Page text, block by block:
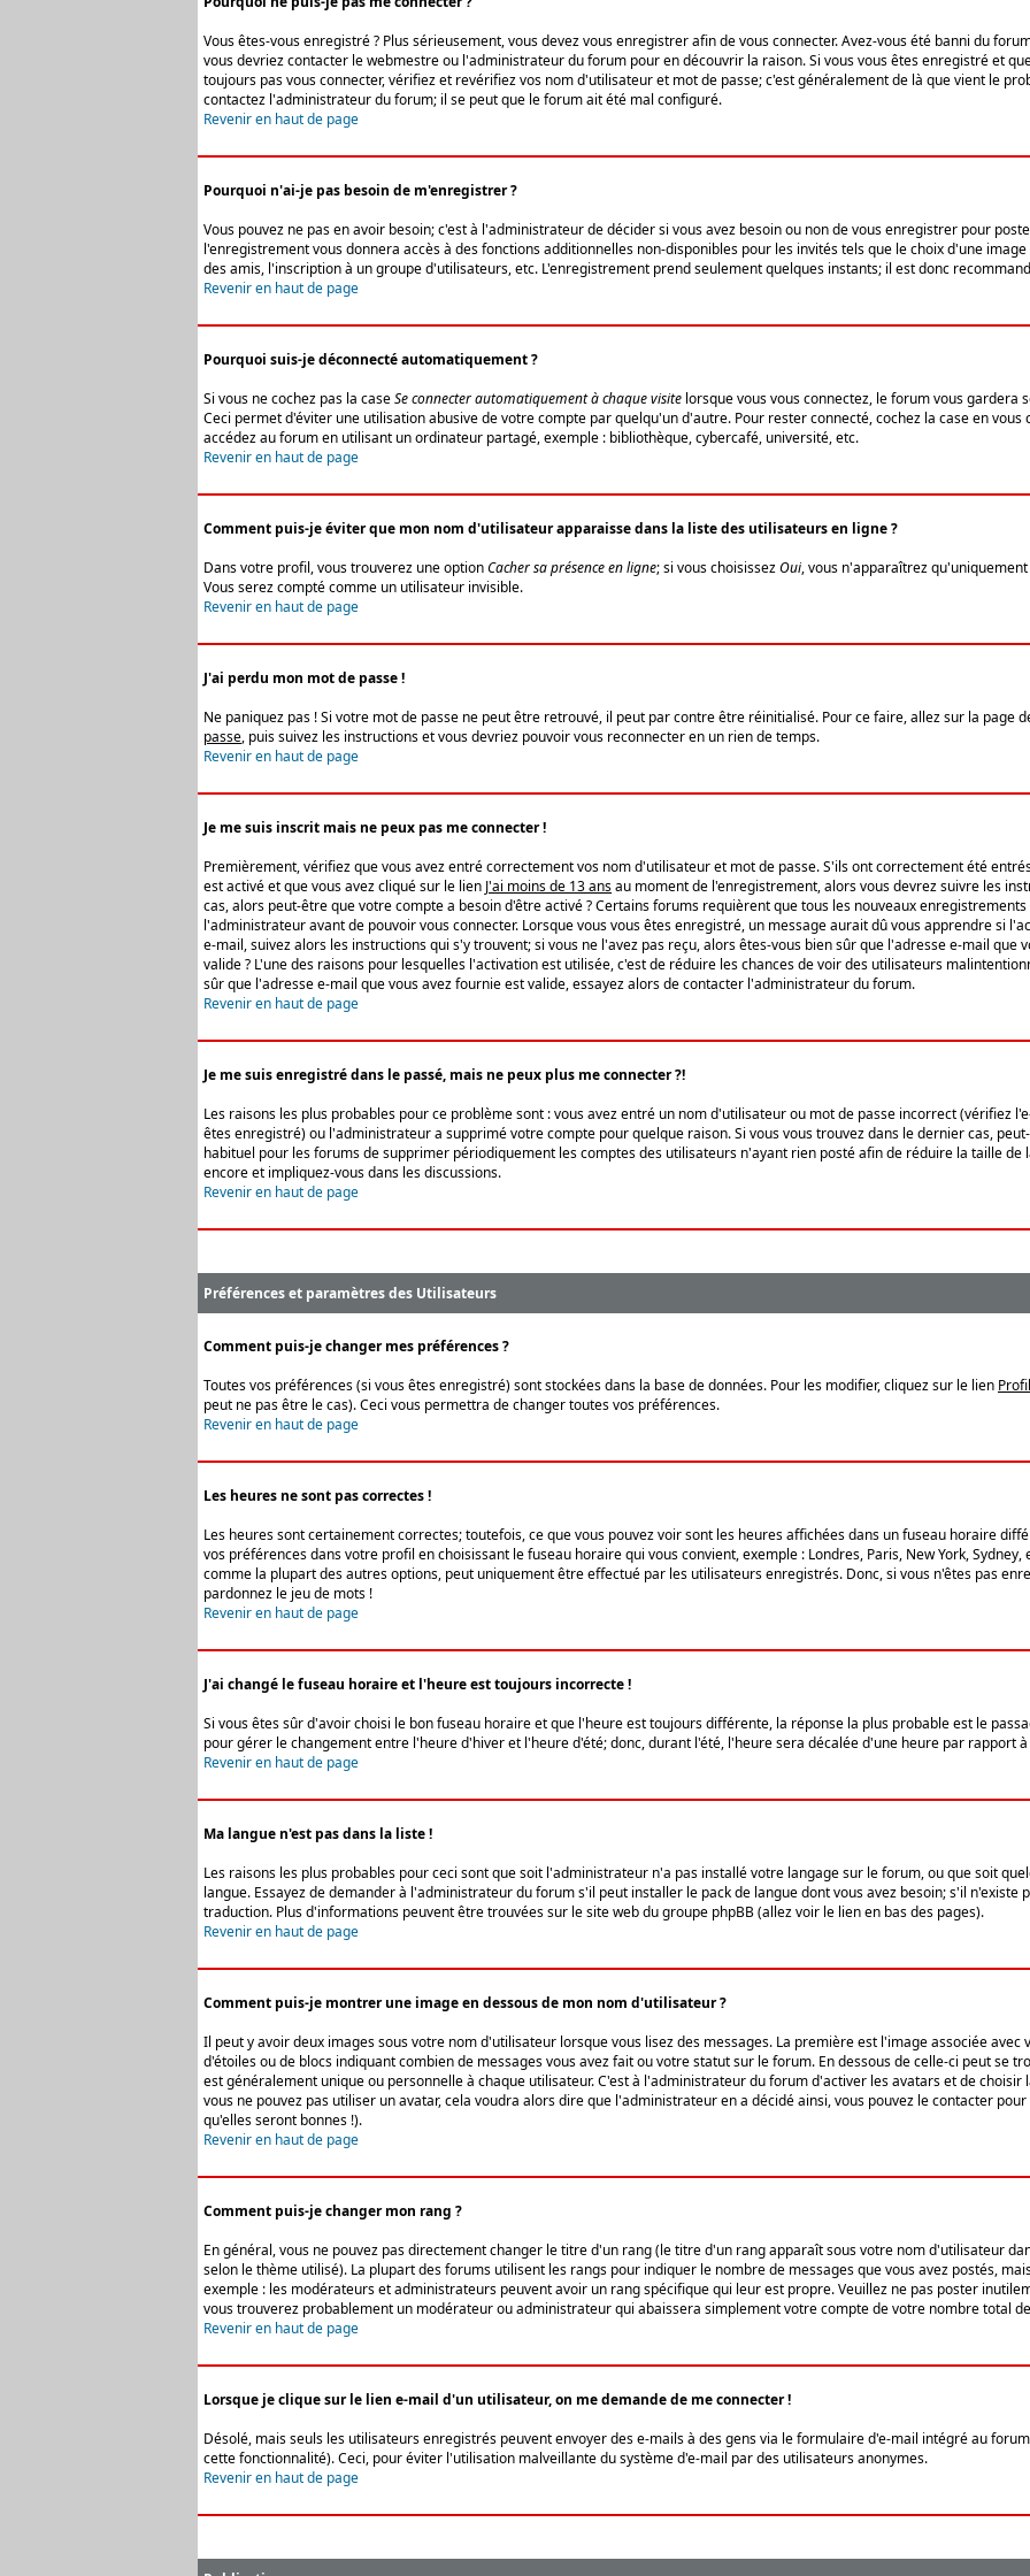
Vous êtes-vous enregistré ? Plus sérieusement, vous devez vous enregistrer afin de vous connecter. Avez-vous été banni du
vous devriez contacter le webmestre ou l'administrateur du forum pour en découvrir la raison. Si vous vous êtes enregistré et
toujours pas vous connecter, vérifiez et revérifiez vos nom d'utilisateur et mot de passe; c'est généralement de là que vient le
contactez l'administrateur du forum; il se peut que le forum ait été mal configuré.
Revenir en haut de page
Pourquoi n'ai-je pas besoin de m'enregistrer ?
Vous pouvez ne pas en avoir besoin; c'est à l'administrateur de décider si vous avez besoin ou non de vous enregistrer pour
l'enregistrement vous donnera accès à des fonctions additionnelles non-disponibles pour les invités tels que le choix d'une
des amis, l'inscription à un groupe d'utilisateurs, etc. L'enregistrement prend seulement quelques instants; il est donc
Revenir en haut de page
Pourquoi suis-je déconnecté automatiquement ?
Si vous ne cochez pas la caseSe connecter automatiquement à chaque visite lorsque vous vous connectez, le forum vous
Ceci permet d'éviter une utilisation abusive de votre compte par quelqu'un d'autre. Pour rester connecté, cochez la case en
accédez au forum en utilisant un ordinateur partagé, exemple : bibliothèque, cybercafé, université, etc.
Revenir en haut de page
Comment puis-je éviter que mon nom d'utilisateur apparaisse dans la liste des utilisateurs en ligne ?
Dans votre profil, vous trouverez une optionCacher sa présence en ligne; si vous choisissezOui, vous n'apparaîtrez
Vous serez compté comme un utilisateur invisible.
Revenir en haut de page
J'ai perdu mon mot de passe !
Ne paniquez pas ! Si votre mot de passe ne peut être retrouvé, il peut par contre être réinitialisé. Pour ce faire, allez sur la page
passe, puis suivez les instructions et vous devriez pouvoir vous reconnecter en un rien de temps.
Revenir en haut de page
Je me suis inscrit mais ne peux pas me connecter !
Premièrement, vérifiez que vous avez entré correctement vos nom d'utilisateur et mot de passe. S'ils ont correctement été
est activé et que vous avez cliqué sur le lien J'ai moins de 13 ansau moment de l'enregistrement, alors vous devrez suivre les
cas, alors peut-être que votre compte a besoin d'être activé ? Certains forums requièrent que tous les nouveaux
l'administrateur avant de pouvoir vous connecter. Lorsque vous vous êtes enregistré, un message aurait dû vous apprendre si
e-mail, suivez alors les instructions qui s'y trouvent; si vous ne l'avez pas reçu, alors êtes-vous bien sûr que l'adresse e-mail que
valide ? L'une des raisons pour lesquelles l'activation est utilisée, c'est de réduire les chances de voir des utilisateurs
sûr que l'adresse e-mail que vous avez fournie est valide, essayez alors de contacter l'administrateur du forum.
Revenir en haut de page
Je me suis enregistré dans le passé, mais ne peux plus me connecter ?!
Les raisons les plus probables pour ce problème sont : vous avez entré un nom d'utilisateur ou mot de passe incorrect (vérifiez
êtes enregistré) ou l'administrateur a supprimé votre compte pour quelque raison. Si vous vous trouvez dans le dernier cas,
habituel pour les forums de supprimer périodiquement les comptes des utilisateurs n'ayant rien posté afin de réduire la taille de
encore et impliquez-vous dans les discussions.
Revenir en haut de page
Préférences et paramètres des Utilisateurs
Comment puis-je changer mes préférences ?
Toutes vos préférences (si vous êtes enregistré) sont stockées dans la base de données. Pour les modifier, cliquez sur le lien Profil
peut ne pas être le cas). Ceci vous permettra de changer toutes vos préférences.
Revenir en haut de page
Les heures ne sont pas correctes !
Les heures sont certainement correctes; toutefois, ce que vous pouvez voir sont les heures affichées dans un fuseau horaire
vos préférences dans votre profil en choisissant le fuseau horaire qui vous convient, exemple : Londres, Paris, New York,
comme la plupart des autres options, peut uniquement être effectué par les utilisateurs enregistrés. Donc, si vous n'êtes pas
pardonnez le jeu de mots !
Revenir en haut de page
J'ai changé le fuseau horaire et l'heure est toujours incorrecte !
Si vous êtes sûr d'avoir choisi le bon fuseau horaire et que l'heure est toujours différente, la réponse la plus probable est le
pour gérer le changement entre l'heure d'hiver et l'heure d'été; donc, durant l'été, l'heure sera décalée d'une heure par rapport
Revenir en haut de page
Ma langue n'est pas dans la liste !
Les raisons les plus probables pour ceci sont que soit l'administrateur n'a pas installé votre langage sur le forum, ou que soit
langue. Essayez de demander à l'administrateur du forum s'il peut installer le pack de langue dont vous avez besoin; s'il n'existe
traduction. Plus d'informations peuvent être trouvées sur le site web du groupe phpBB (allez voir le lien en bas des pages).
Revenir en haut de page
Comment puis-je montrer une image en dessous de mon nom d'utilisateur ?
Il peut y avoir deux images sous votre nom d'utilisateur lorsque vous lisez des messages. La première est l'image associée
d'étoiles ou de blocs indiquant combien de messages vous avez fait ou votre statut sur le forum. En dessous de celle-ci peut se
est généralement unique ou personnelle à chaque utilisateur. C'est à l'administrateur du forum d'activer les avatars et de
vous ne pouvez pas utiliser un avatar, cela voudra alors dire que l'administrateur en a décidé ainsi, vous pouvez le contacter
qu'elles seront bonnes !).
Revenir en haut de page
Comment puis-je changer mon rang ?
En général, vous ne pouvez pas directement changer le titre d'un rang (le titre d'un rang apparaît sous votre nom d'utilisateur
selon le thème utilisé). La plupart des forums utilisent les rangs pour indiquer le nombre de messages que vous avez postés,
exemple : les modérateurs et administrateurs peuvent avoir un rang spécifique qui leur est propre. Veuillez ne pas poster
vous trouverez probablement un modérateur ou administrateur qui abaissera simplement votre compte de votre nombre total
Revenir en haut de page
Lorsque je clique sur le lien e-mail d'un utilisateur, on me demande de me connecter !
Désolé, mais seuls les utilisateurs enregistrés peuvent envoyer des e-mails à des gens via le formulaire d'e-mail intégré au
cette fonctionnalité). Ceci, pour éviter l'utilisation malveillante du système d'e-mail par des utilisateurs anonymes.
Revenir en haut de page